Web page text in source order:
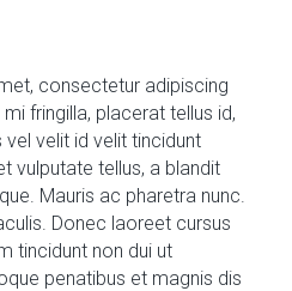
consectetur adipiscing
fringilla, placerat tellus id,
velit id velit tincidunt
vulputate tellus, a blandit
Mauris ac pharetra nunc.
Donec laoreet cursus
tincidunt non dui ut
penatibus et magnis dis